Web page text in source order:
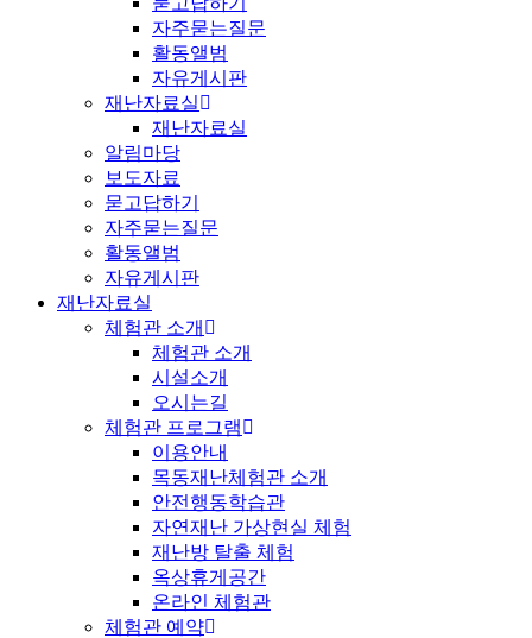
자주묻는질문
활동앨범
자유게시판
재난자료실
재난자료실
알림마당
보도자료
묻고답하기
자주묻는질문
활동앨범
자유게시판
재난자료실
체험관 소개
체험관 소개
시설소개
오시는길
체험관 프로그램
이용안내
목동재난체험관 소개
안전행동학습관
자연재난 가상현실 체험
재난방 탈출 체험
옥상휴게공간
온라인 체험관
체험관 예약